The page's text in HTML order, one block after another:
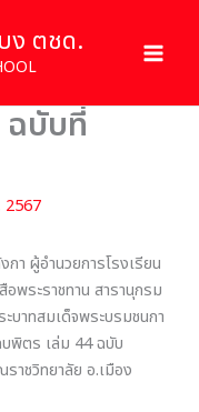
ง ตชด.
ฉบับที่
2567
า ผู้อำนวยการโรงเรียน
พระราชทาน สารานุกรม
บาทสมเด็จพระบรมชนกา
พิตร เล่ม 44 ฉบับ
าชวิทยาลัย อ.เมือง